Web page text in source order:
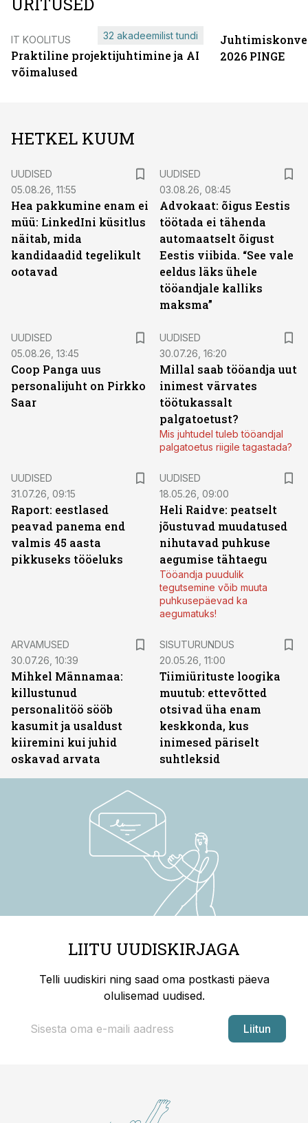
IT KOOLITUS
Praktiline projektijuhtimine ja AI
võimalused
32 akadeemilist tundi
2026 PINGE
HETKEL KUUM
UUDISED
05.08.26, 11:55
Hea pakkumine enam ei
müü: LinkedIni küsitlus
näitab, mida
kandidaadid tegelikult
ootavad
UUDISED
03.08.26, 08:45
Advokaat: õigus Eestis
töötada ei tähenda
automaatselt õigust
Eestis viibida. “See vale
eeldus läks ühele
tööandjale kalliks
maksma”
UUDISED
05.08.26, 13:45
Coop Panga uus
personalijuht on Pirkko
Saar
UUDISED
30.07.26, 16:20
Millal saab tööandja uut
inimest värvates
töötukassalt
palgatoetust?
Mis juhtudel tuleb tööandjal
palgatoetus riigile tagastada?
UUDISED
31.07.26, 09:15
Raport: eestlased
peavad panema end
valmis 45 aasta
pikkuseks tööeluks
UUDISED
18.05.26, 09:00
Heli Raidve: peatselt
jõustuvad muudatused
nihutavad puhkuse
aegumise tähtaegu
Tööandja puudulik
tegutsemine võib muuta
puhkusepäevad ka
aegumatuks!
ARVAMUSED
30.07.26, 10:39
Mihkel Männamaa:
killustunud
personalitöö sööb
kasumit ja usaldust
kiiremini kui juhid
oskavad arvata
SISUTURUNDUS
20.05.26, 11:00
Tiimiürituste loogika
muutub: ettevõtted
otsivad üha enam
keskkonda, kus
inimesed päriselt
suhtleksid
LIITU UUDISKIRJAGA
Telli uudiskiri ning saad oma postkasti päeva
olulisemad uudised.
Liitun